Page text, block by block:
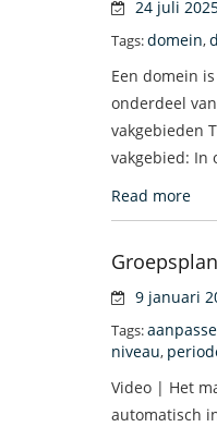
24 juli
Tags:domein,
Een domein
onderdeel
vakgebieden
vakgebied: In
Read more
9 januari
Tags:
niveau,
Video | Het
automatisch